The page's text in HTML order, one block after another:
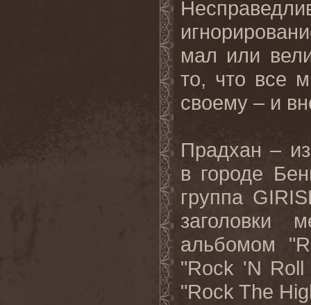
мал или
то, что все
своему – и
Прадхан –
в городе
группа
заголовки
альбомом
"Rock 'N
"Rock The